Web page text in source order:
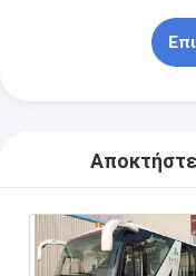
Αποκτήστε